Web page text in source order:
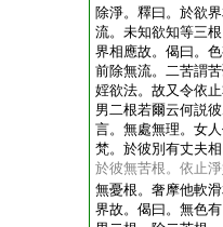
除淨。釋曰。於欲
流。未知欲知等三
界相應故。偈曰。
前除無流。二苦謂
婬欲法。故又令依
男二根若爾云何説
言。無處無理。女
梵。於彼別有丈夫
於彼無苦根。依止
無憂根。奢摩他軟
界故。偈曰。無色